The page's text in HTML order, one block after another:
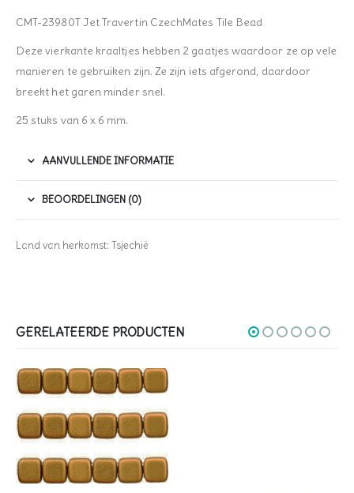
CMT-23980T Jet Travertin CzechMates Tile Bead
Deze vierkante kraaltjes hebben 2 gaatjes waardoor ze op vele
manieren te gebruiken zijn. Ze zijn iets afgerond, daardoor
breekt het garen minder snel.
25 stuks van 6 x 6 mm.
AANVULLENDE INFORMATIE
BEOORDELINGEN (0)
Land van herkomst: Tsjechië
GERELATEERDE PRODUCTEN